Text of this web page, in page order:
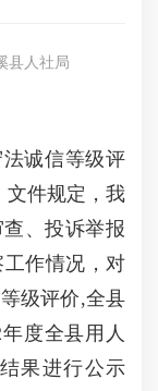
县人社局
诚信等级评
文件规定，我
、投诉举报
作情况，对
级评价,全县
度全县用人
果进行公示